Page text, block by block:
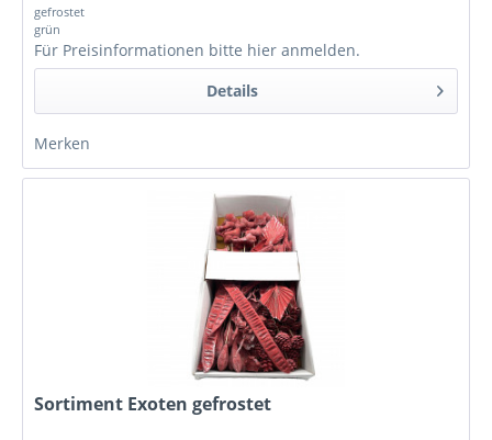
gefrostet
grün
Für Preisinformationen bitte hier anmelden.
Details
Merken
Sortiment Exoten gefrostet